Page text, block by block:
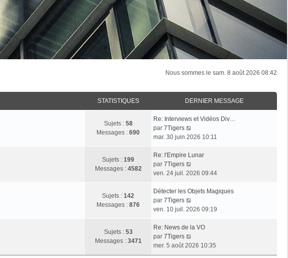
Nous sommes le sam. 8 août 2026 08:42
STATISTIQUES DERNIER MESSAGE
Sujets : 58
Messages : 690
Re: Interviews et Vidéos Div…
par 7Tigers
o
r
e
e
n
e
m
e
mar. 30 juin 2026 10:11
Sujets : 199
Messages : 4582
Re: l'Empire Lunar
par 7Tigers
o
r
e
e
n
i
ven. 24 juil. 2026 09:44
Sujets : 142
Messages : 876
Détecter les Objets Magiques
par 7Tigers
o
r
e
d
ven. 10 juil. 2026 09:19
Sujets : 53
Messages : 3471
Re: News de la VO
par 7Tigers
o
i
mer. 5 août 2026 10:35